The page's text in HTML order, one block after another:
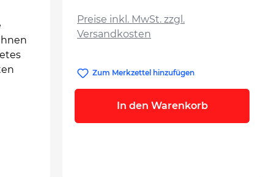
Preise inkl. MwSt. zzgl.
Versandkosten
Zum Merkzettel hinzufügen
In den Warenkorb